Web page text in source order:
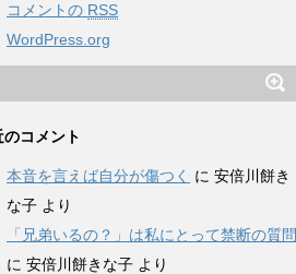
コメントの RSS
WordPress.org
のコメント
本音を言えば自分が傷つく に 安倍川餅き
な子 より
「兄弟いるの？」は私にとって禁断の質問
に 安倍川餅きな子 より